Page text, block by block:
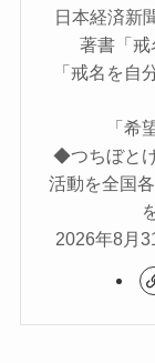
日本経済新
著書「戒
「戒名を自
「
◆つちぼと
活動を全国
2026年8月